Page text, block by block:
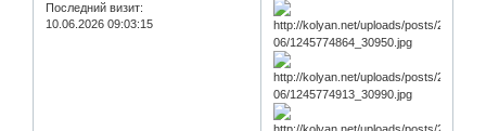
Последний визит:
10.06.2026 09:03:15